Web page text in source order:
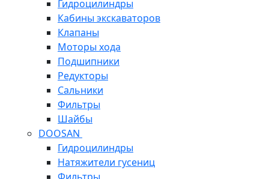
Гидроцилиндры
Кабины экскаваторов
Клапаны
Моторы хода
Подшипники
Редукторы
Сальники
Фильтры
Шайбы
DOOSAN
Гидроцилиндры
Натяжители гусениц